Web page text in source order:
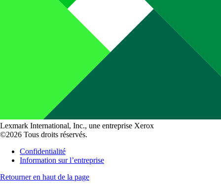
Lexmark International, Inc., une entreprise Xerox
©2026 Tous droits réservés.
Confidentialité
Information sur l’entreprise
Retourner en haut de la page